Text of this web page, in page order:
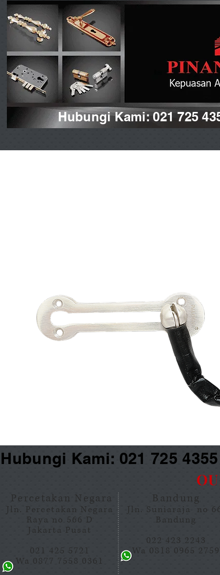
Hubungi Kami: 021 725
Kami: 021 725
Percetakan Negara
Jln. Percetakan Negara
Raya no 566 D
Jakarta Pusat
021 425 5721
Wa 0877 7558 0361
Bandung
Jln. Suniaraja no
Bandung
022 423 2243
Wa 0818 0965 2759